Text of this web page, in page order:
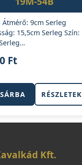
Átmérő: 9cm Serleg
15,5cm Serleg Szín:
Ft
RÉSZLETEK
Kft.